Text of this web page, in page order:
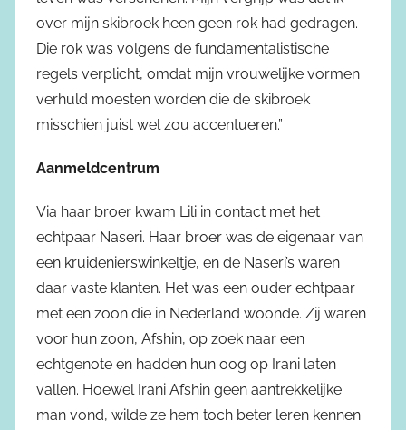
over mijn skibroek heen geen rok had gedragen.
Die rok was volgens de fundamentalistische
regels verplicht, omdat mijn vrouwelijke vormen
verhuld moesten worden die de skibroek
misschien juist wel zou accentueren.”
Aanmeldcentrum
Via haar broer kwam Lili in contact met het
echtpaar Naseri. Haar broer was de eigenaar van
een kruidenierswinkeltje, en de Naseri’s waren
daar vaste klanten. Het was een ouder echtpaar
met een zoon die in Nederland woonde. Zij waren
voor hun zoon, Afshin, op zoek naar een
echtgenote en hadden hun oog op Irani laten
vallen. Hoewel Irani Afshin geen aantrekkelijke
man vond, wilde ze hem toch beter leren kennen.